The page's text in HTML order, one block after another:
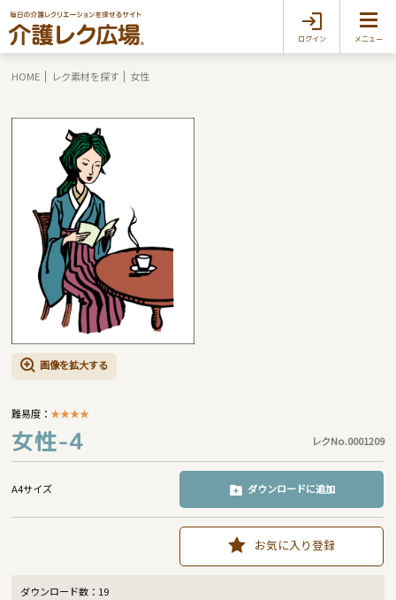
ログイン メニュー
HOME レク素材を探す 女性
画像を拡大する
難易度：★★★★
女性-4 レクNo.0001209
A4サイズ ダウンロードに追加
お気に入り登録
ダウンロード数： 19